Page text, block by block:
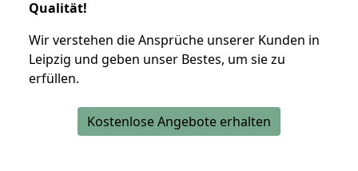
Qualität!
Wir verstehen die Ansprüche unserer Kunden in
Leipzig und geben unser Bestes, um sie zu
erfüllen.
Kostenlose Angebote erhalten